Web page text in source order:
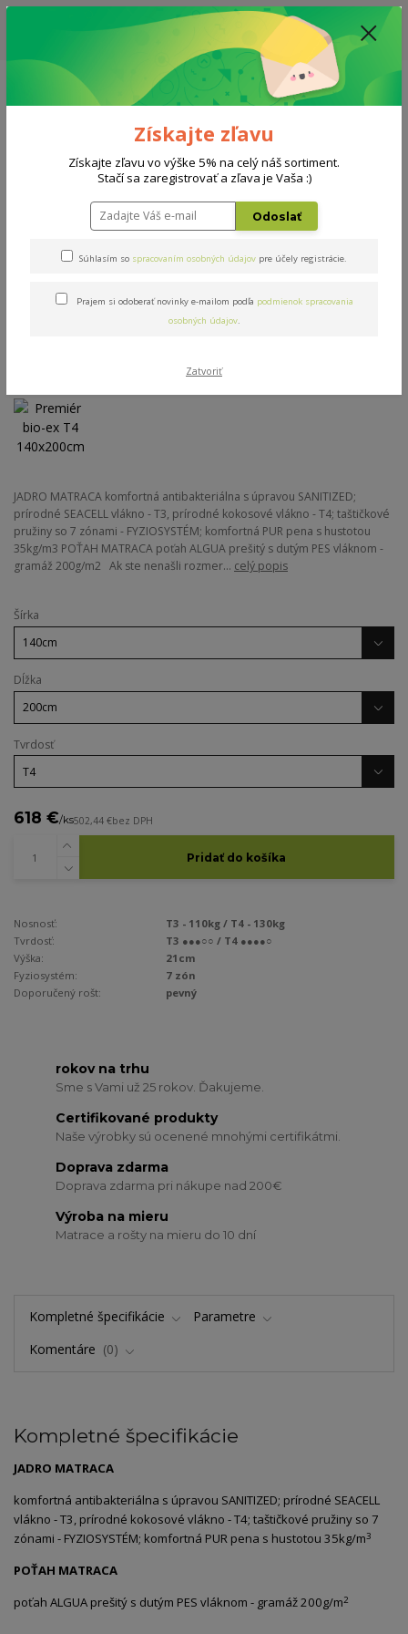
ZĽAVA: VŠETKY VYSTAVENÉ POSTELE ZA 400€ - CENA MATRACU A ROŠTU
PODĽA VÝBERU / DODACIA LEHOTA JE AKTUÁLNE 10-15 PRACOVNÝCH
Menu
0908 777 700 Po-So: 10-18 hod.
0
Matrace Premiér bio-ex T4 140x200cm
Premiér bio-ex T4 140x200cm
Novinka
JADRO MATRACA komfortná antibakteriálna s úpravou SANITIZED;
prírodné SEACELL vlákno - T3, prírodné kokosové vlákno - T4; taštičkové
pružiny so 7 zónami - FYZIOSYSTÉM; komfortná PUR pena s hustotou
35kg/m3 POŤAH MATRACA poťah ALGUA prešitý s dutým PES vláknom -
gramáž 200g/m2 Ak ste nenašli rozmer... celý popis
Šírka
Dĺžka
Tvrdosť
618 €/ks502,44 €bez DPH
Pridať do košíka
Nosnosť:
T3 - 110kg / T4 - 130kg
Tvrdosť:
T3 ●●●○○ / T4 ●●●●○
Výška:
21cm
Fyziosystém:
7 zón
Doporučený rošt:
pevný
rokov na trhu
Sme s Vami už 25 rokov. Ďakujeme.
Certifikované produkty
Naše výrobky sú ocenené mnohými certifikátmi.
Doprava zdarma
Doprava zdarma pri nákupe nad 200€
Výroba na mieru
Matrace a rošty na mieru do 10 dní
Kompletné špecifikácie
Parametre
Komentáre
0
Kompletné špecifikácie
JADRO MATRACA
komfortná antibakteriálna s úpravou SANITIZED; prírodné SEACELL
vlákno - T3, prírodné kokosové vlákno - T4; taštičkové pružiny so 7
zónami - FYZIOSYSTÉM; komfortná PUR pena s hustotou 35kg/m3
POŤAH MATRACA
poťah ALGUA prešitý s dutým PES vláknom - gramáž 200g/m2
Získajte zľavu
Získajte zľavu vo výške 5% na celý náš sortiment.
Stačí sa zaregistrovať a zľava je Vaša :)
Odoslať
Súhlasím so spracovaním osobných údajov pre účely registrácie.
Prajem si odoberať novinky e-mailom podľa podmienok spracovania
osobných údajov.
Zatvoriť